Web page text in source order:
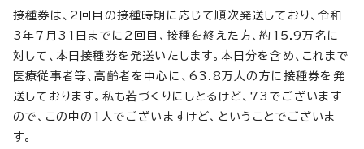
接種券は、2回目の接種時期に応じて順次発送しており、令和
3年7月31日までに2回目、接種を終えた方、約15.9万名に
対して、本日接種券を発送いたします。本日分を含め、これまで
医療従事者等、高齢者を中心に、63.8万人の方に接種券を発
送しております。私も若づくりにしとるけど、73でございます
ので、この中の1人でございますけど、ということでございま
す。